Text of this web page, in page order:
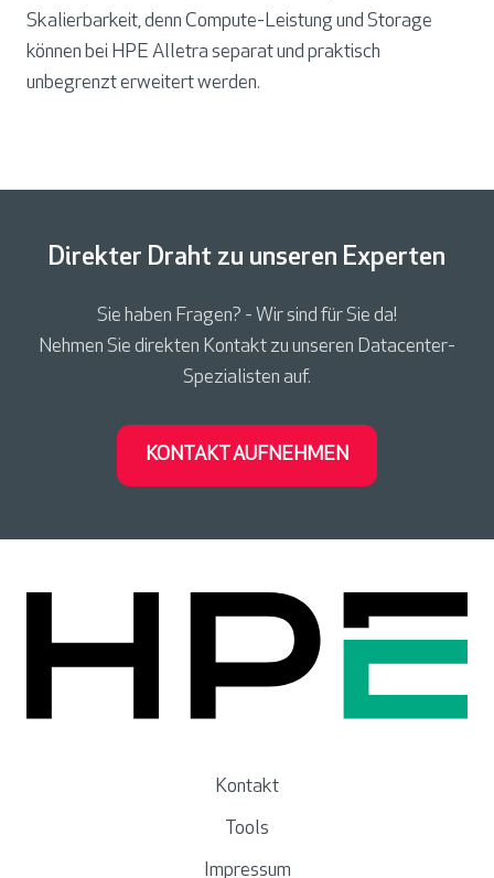
Skalierbarkeit, denn Compute-Leistung und Storage
können bei HPE Alletra separat und praktisch
unbegrenzt erweitert werden.
Direkter Draht zu unseren Experten
Sie haben Fragen? - Wir sind für Sie da!
Nehmen Sie direkten Kontakt zu unseren Datacenter-
Spezialisten auf.
KONTAKT AUFNEHMEN
Kontakt
Tools
Impressum